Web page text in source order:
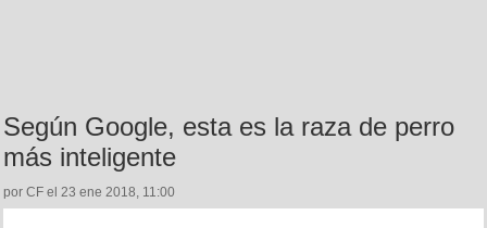
Según Google, esta es la raza de perro
más inteligente
por CF el 23 ene 2018, 11:00